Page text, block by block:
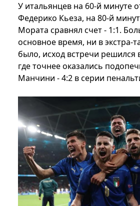
У итальянцев на 60-й минуте
Федерико Кьеза, на 80-й
Мората сравнял счет - 1:1.
основное время, ни в экстра-
было, исход встречи решился
где точнее оказались
Манчини - 4:2 в серии